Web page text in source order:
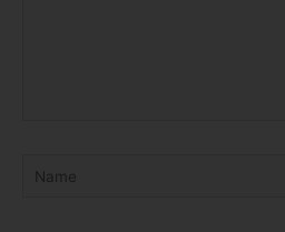
Name